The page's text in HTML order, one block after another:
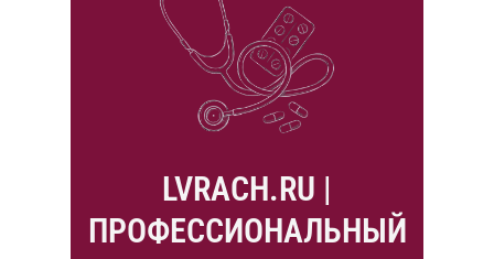
LVRACH.RU |
ПРОФЕССИОНАЛЬНЫЙ